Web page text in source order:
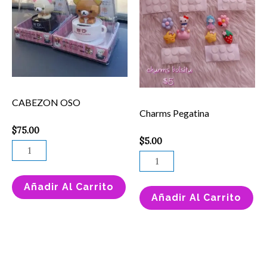
CABEZON OSO
$75.00
cantidad
Añadir Al Carrito
Charms Pegatina
$5.00
cantidad
Añadir Al Carrito